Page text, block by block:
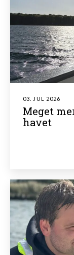
03. JUL 2026
Meget
havet